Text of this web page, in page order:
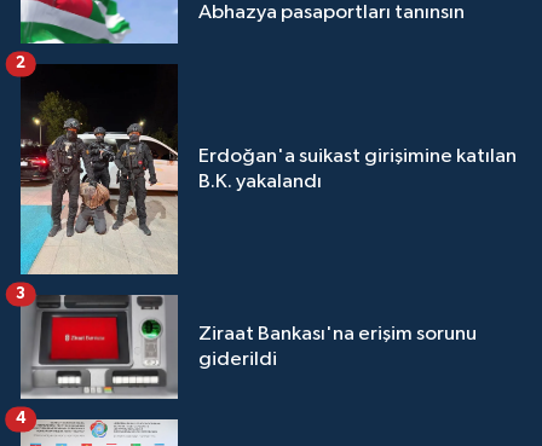
Abhazya pasaportları tanınsın
Erdoğan'a suikast girişimine katılan
B.K. yakalandı
2
Ziraat Bankası'na erişim sorunu
giderildi
3
4